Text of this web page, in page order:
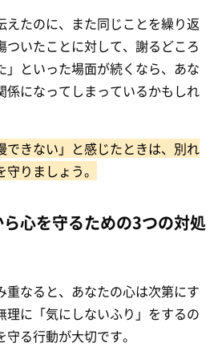
えたのに、また同じことを繰り返
ついたことに対して、謝るどころ
」といった場面が続くなら、あな
係になってしまっているかもしれ
できない」と感じたときは、別れ
りましょう。
心を守るための3つの対処
重なると、あなたの心は次第にす
理に「気にしないふり」をするの
る行動が大切です。